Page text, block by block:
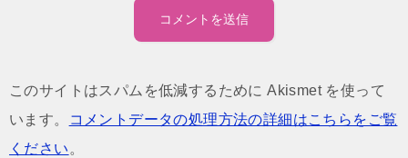
このサイトはスパムを低減するために Akismet を使って
います。
コメントデータの処理方法の詳細はこちらをご覧
ください 。